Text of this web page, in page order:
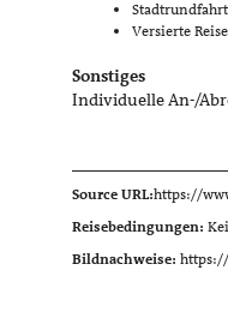
Versierte
Sonstiges
Individuelle An-/
Source URL:https://
Reisebedingungen:
Bildnachweise: